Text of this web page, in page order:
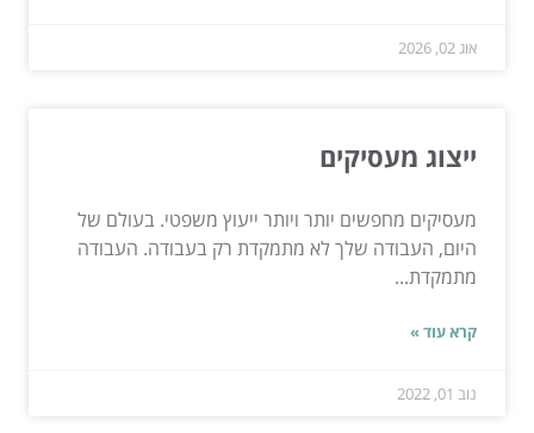
אוג 02, 2026
ייצוג מעסיקים
מעסיקים מחפשים יותר ויותר ייעוץ משפטי. בעולם של
היום, העבודה שלך לא מתמקדת רק בעבודה. העבודה
מתמקדת...
קרא עוד »
נוב 01, 2022